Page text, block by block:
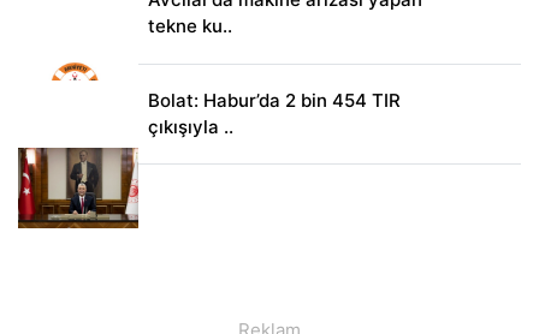
tekne ku..
Bolat: Habur’da 2 bin 454 TIR
çıkışıyla ..